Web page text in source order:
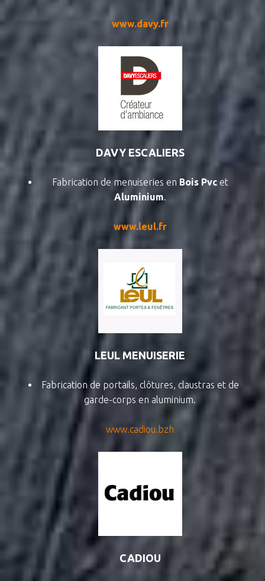
www.davy.fr
DAVY ESCALIERS
Fabrication de menuiseries en Bois Pvc et
Aluminium
www.leul.fr
LEUL MENUISERIE
Fabrication de portails, clôtures, claustras et de
garde-corps en aluminium.
www.cadiou.bzh
CADIOU